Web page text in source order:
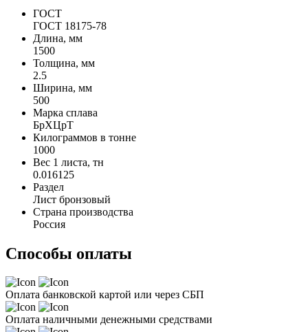
ГОСТ
ГОСТ 18175-78
Длина, мм
1500
Толщина, мм
2.5
Ширина, мм
500
Марка сплава
БрХЦрТ
Килограммов в тонне
1000
Вес 1 листа, тн
0.016125
Раздел
Лист бронзовый
Страна производства
Россия
Способы оплаты
Оплата банковской картой или через СБП
Оплата наличными денежными средствами